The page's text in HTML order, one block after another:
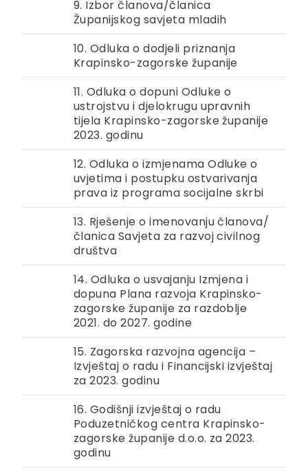
9. Izbor članova/članica
Županijskog savjeta mladih
10. Odluka o dodjeli priznanja
Krapinsko-zagorske županije
11. Odluka o dopuni Odluke o
ustrojstvu i djelokrugu upravnih
tijela Krapinsko-zagorske županije
2023. godinu
12. Odluka o izmjenama Odluke o
uvjetima i postupku ostvarivanja
prava iz programa socijalne skrbi
13. Rješenje o imenovanju članova/
članica Savjeta za razvoj civilnog
društva
14. Odluka o usvajanju Izmjena i
dopuna Plana razvoja Krapinsko-
zagorske županije za razdoblje
2021. do 2027. godine
15. Zagorska razvojna agencija –
Izvještaj o radu i Financijski izvještaj
za 2023. godinu
16. Godišnji izvještaj o radu
Poduzetničkog centra Krapinsko-
zagorske županije d.o.o. za 2023.
godinu